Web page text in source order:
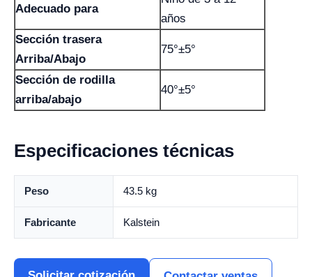
Adecuado para
años
Sección trasera
Arriba/Abajo
75°±5°
Sección de rodilla
arriba/abajo
40°±5°
Especificaciones técnicas
Peso 43.5 kg
Fabricante Kalstein